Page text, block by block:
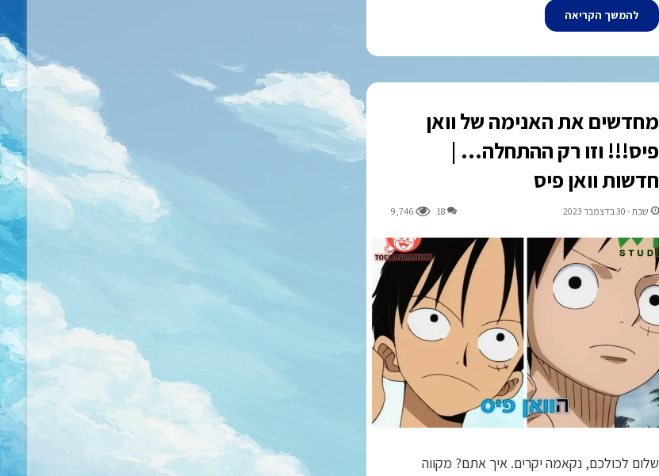
להמשך הקריאה
מחדשים את האנימה של וואן
פיס!!! וזו רק ההתחלה… |
חדשות וואן פיס
שבת - 30 בדצמבר 2023 18
9,746
שלום לכולכם, נקאמה יקרים. איך אתם? מקווה